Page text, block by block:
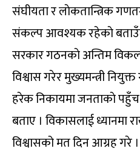
संघीयता र लाेकतान्त्रिक
संकल्प आवश्यक रहेकाे
‌सरकार गठनकाे अन्तिम
विश्वास गरेर मुख्यमन्त्री
हरेक निकायमा जनताकाे पहुँच
बताए । विकासलाई ध्यानमा
विश्वासको मत दिन आग्रह गरे ।